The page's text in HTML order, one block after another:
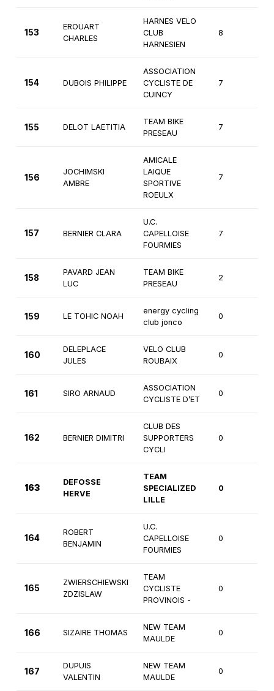
153
EROUART
CHARLES
HARNES VELO
CLUB
HARNESIEN
8
154 DUBOIS PHILIPPE
ASSOCIATION
CYCLISTE DE
CUINCY
7
155 DELOT LAETITIA
TEAM BIKE
PRESEAU
7
156
JOCHIMSKI
AMBRE
AMICALE
LAIQUE
SPORTIVE
ROEULX
7
157 BERNIER CLARA
U.C.
CAPELLOISE
FOURMIES
7
158
PAVARD JEAN
LUC
TEAM BIKE
PRESEAU
2
159 LE TOHIC NOAH
energy cycling
club jonco
0
160
DELEPLACE
JULES
VELO CLUB
ROUBAIX
0
161 SIRO ARNAUD
ASSOCIATION
CYCLISTE D’ET
0
162 BERNIER DIMITRI
CLUB DES
SUPPORTERS
CYCLI
0
163
DEFOSSE
HERVE
TEAM
SPECIALIZED
LILLE
0
164
ROBERT
BENJAMIN
U.C.
CAPELLOISE
FOURMIES
0
165
ZWIERSCHIEWSKI
ZDZISLAW
TEAM
CYCLISTE
PROVINOIS -
0
166 SIZAIRE THOMAS
NEW TEAM
MAULDE
0
167
DUPUIS
VALENTIN
NEW TEAM
MAULDE
0